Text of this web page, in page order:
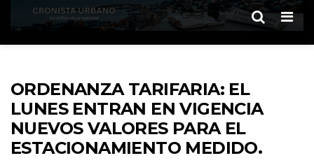
ORDENANZA TARIFARIA: EL
LUNES ENTRAN EN VIGENCIA
NUEVOS VALORES PARA EL
ESTACIONAMIENTO MEDIDO.